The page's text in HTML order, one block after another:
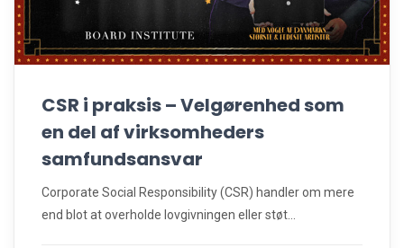
CSR i praksis – Velgørenhed som
en del af virksomheders
samfundsansvar
Corporate Social Responsibility (CSR) handler om mere
end blot at overholde lovgivningen eller støt...